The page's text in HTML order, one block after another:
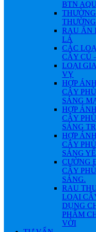
BTN
RAU ĂN
LÁ
CÁC
CÂY CỦ
LOẠI
VỴ
HỢP
CÂY
SÁNG
HỢP
CÂY
SÁNG
HỢP
CÂY
SÁNG
CƯỜNG
CÂY
SÁNG.
RAU
LOẠI
DỤNG
PHẨM
VỜI